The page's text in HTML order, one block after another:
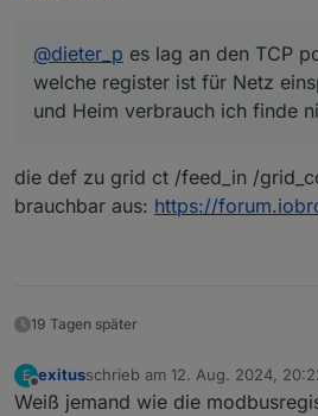
Was man mit den Daten
überlassen!!
in diesem Sinne
@dieter_p es lag an den TCP
welche register ist für Netz
und Heim verbrauch ich finde
die def zu grid ct /feed_in /
brauchbar aus: https://
19 Tagen später
E
Offline
exitusschrieb am 12. Aug. 2024,
zuletzt editiert von
Weiß jemand wie die